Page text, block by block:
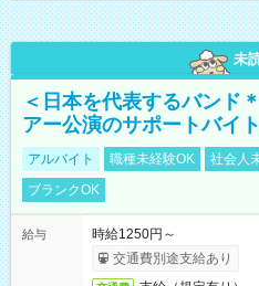
未
＜日本を代表するバンド
アー公演のサポートバイ
アルバイト 職種未経験OK 社会人
ブランクOK
給与
時給1250円～
交通費別途支給あり